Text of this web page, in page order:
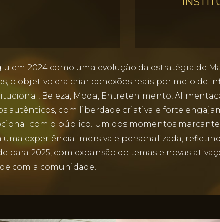
em 2024 como uma evolução da estratégia de
o objetivo era criar conexões reais por meio de
Beleza, Moda, Entretenimento,
autênticos, com liberdade criativa e forte
com o público. Um dos momentos
experiência imersiva e personalizada,
2025, com expansão de temas e novas
com a comunidade.